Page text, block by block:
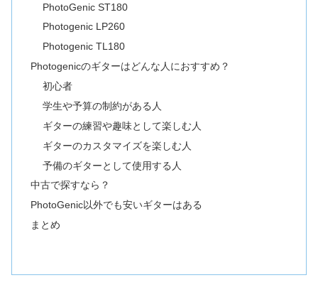
PhotoGenic ST180
Photogenic LP260
Photogenic TL180
Photogenicのギターはどんな人におすすめ？
初心者
学生や予算の制約がある人
ギターの練習や趣味として楽しむ人
ギターのカスタマイズを楽しむ人
予備のギターとして使用する人
中古で探すなら？
PhotoGenic以外でも安いギターはある
まとめ